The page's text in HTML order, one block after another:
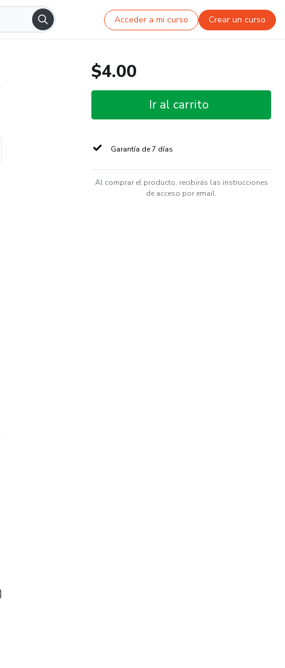
Acceder a mi curso Crear un curso
$4.00
Ir al carrito
Garantía de 7 días
Al comprar el producto, recibirás las instrucciones
de acceso por email.